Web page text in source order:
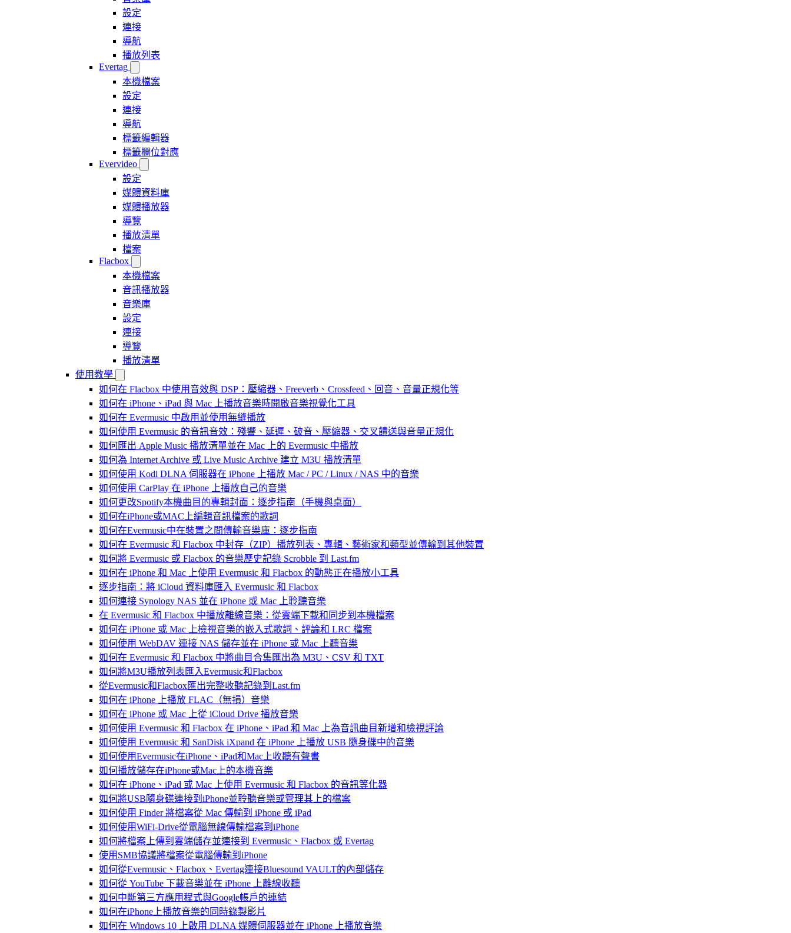
設定
連接
導航
播放列表
Evertag
本機檔案
設定
連接
導航
標籤編輯器
標籤欄位對應
Evervideo
設定
媒體資料庫
媒體播放器
導覽
播放清單
檔案
Flacbox
本機檔案
音訊播放器
音樂庫
設定
連接
導覽
播放清單
使用教學
如何在 Flacbox 中使用音效與 DSP：壓縮器、Freeverb、Crossfeed、回音、音量正規化等
如何在 iPhone、iPad 與 Mac 上播放音樂時開啟音樂視覺化工具
如何在 Evermusic 中啟用並使用無縫播放
如何使用 Evermusic 的音訊音效：殘響、延遲、破音、壓縮器、交叉饋送與音量正規化
如何匯出 Apple Music 播放清單並在 Mac 上的 Evermusic 中播放
如何為 Internet Archive 或 Live Music Archive 建立 M3U 播放清單
如何使用 Kodi DLNA 伺服器在 iPhone 上播放 Mac / PC / Linux / NAS 中的音樂
如何使用 CarPlay 在 iPhone 上播放自己的音樂
如何更改Spotify本機曲目的專輯封面：逐步指南（手機與桌面）
如何在iPhone或MAC上編輯音訊檔案的歌詞
如何在Evermusic中在裝置之間傳輸音樂庫：逐步指南
如何在 Evermusic 和 Flacbox 中封存（ZIP）播放列表、專輯、藝術家和類型並傳輸到其他裝置
如何將 Evermusic 或 Flacbox 的音樂歷史記錄 Scrobble 到 Last.fm
如何在 iPhone 和 Mac 上使用 Evermusic 和 Flacbox 的動態正在播放小工具
逐步指南：將 iCloud 資料庫匯入 Evermusic 和 Flacbox
如何連接 Synology NAS 並在 iPhone 或 Mac 上聆聽音樂
在 Evermusic 和 Flacbox 中播放離線音樂：從雲端下載和同步到本機檔案
如何在 iPhone 或 Mac 上檢視音樂的嵌入式歌詞、評論和 LRC 檔案
如何使用 WebDAV 連接 NAS 儲存並在 iPhone 或 Mac 上聽音樂
如何在 Evermusic 和 Flacbox 中將曲目合集匯出為 M3U、CSV 和 TXT
如何將M3U播放列表匯入Evermusic和Flacbox
從Evermusic和Flacbox匯出完整收聽記錄到Last.fm
如何在 iPhone 上播放 FLAC（無損）音樂
如何在 iPhone 或 Mac 上從 iCloud Drive 播放音樂
如何使用 Evermusic 和 Flacbox 在 iPhone、iPad 和 Mac 上為音訊曲目新增和檢視評論
如何使用 Evermusic 和 SanDisk iXpand 在 iPhone 上播放 USB 隨身碟中的音樂
如何使用Evermusic在iPhone、iPad和Mac上收聽有聲書
如何播放儲存在iPhone或Mac上的本機音樂
如何在 iPhone、iPad 或 Mac 上使用 Evermusic 和 Flacbox 的音訊等化器
如何將USB隨身碟連接到iPhone並聆聽音樂或管理其上的檔案
如何使用 Finder 將檔案從 Mac 傳輸到 iPhone 或 iPad
如何使用WiFi-Drive從電腦無線傳輸檔案到iPhone
如何將檔案上傳到雲端儲存並連接到 Evermusic、Flacbox 或 Evertag
使用SMB協議將檔案從電腦傳輸到iPhone
如何從Evermusic、Flacbox、Evertag連接Bluesound VAULT的內部儲存
如何從 YouTube 下載音樂並在 iPhone 上離線收聽
如何中斷第三方應用程式與Google帳戶的連結
如何在iPhone上播放音樂的同時錄製影片
如何在 Windows 10 上啟用 DLNA 媒體伺服器並在 iPhone 上播放音樂